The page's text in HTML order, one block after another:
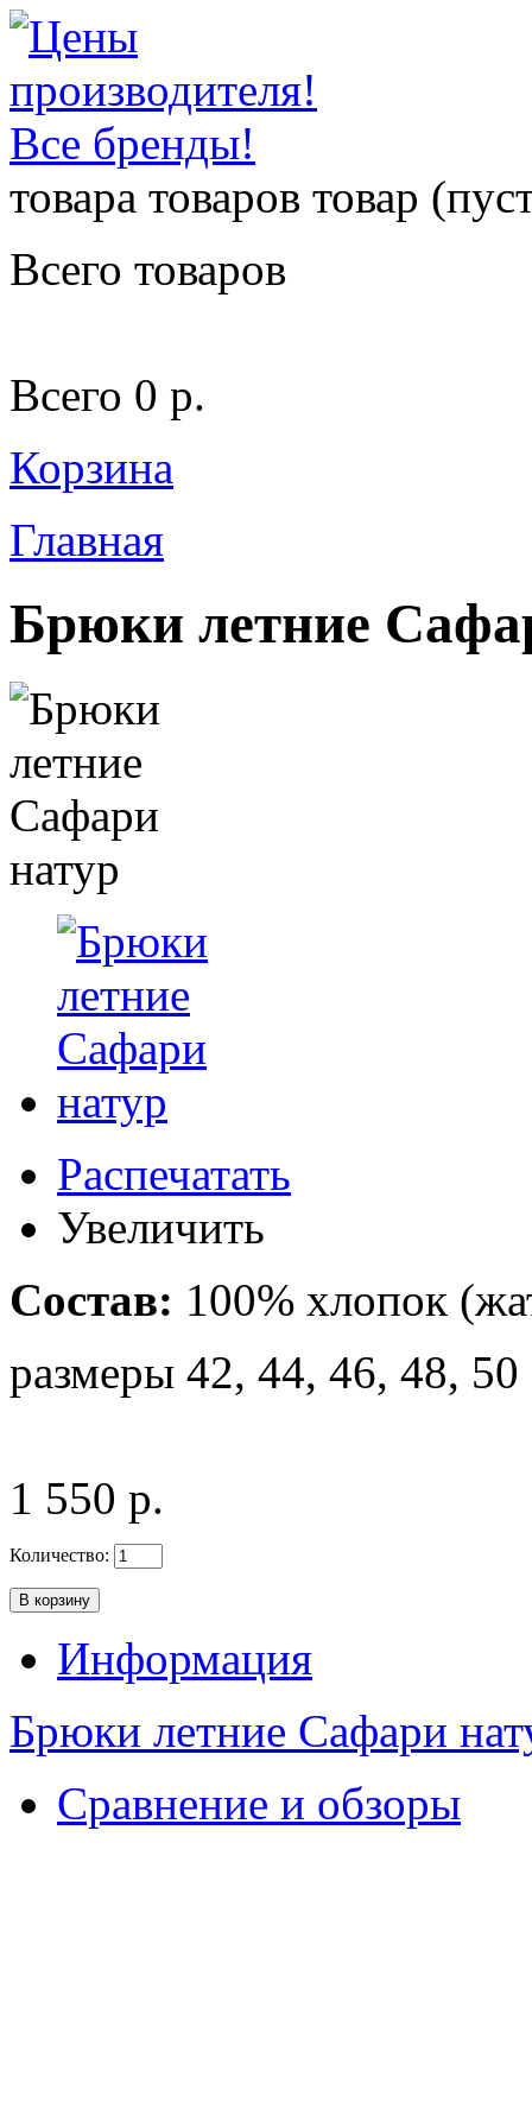
товара товаров товар
Всего товаров
Всего 0 р.
Корзина
Главная
Брюки летние
Распечатать
Увеличить
Состав: 100% хлопок
размеры 42, 44, 46, 48, 50
1 550 р.
Количество:
Информация
Брюки летние Сафари
Сравнение и обзоры